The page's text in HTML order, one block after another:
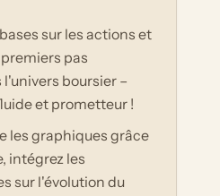
sur les actions et
premiers pas
boursier –
et prometteur !
les graphiques grâce
intégrez les
sur l'évolution du